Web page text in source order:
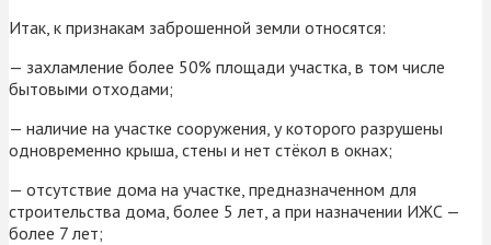
Итак, к признакам заброшенной земли относятся:
— захламление более 50% площади участка, в том числе
бытовыми отходами;
— наличие на участке сооружения, у которого разрушены
одновременно крыша, стены и нет стёкол в окнах;
— отсутствие дома на участке, предназначенном для
строительства дома, более 5 лет, а при назначении ИЖС —
более 7 лет;